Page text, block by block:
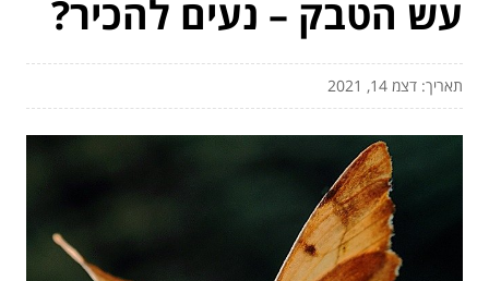
עש הטבק – נעים להכיר?
תאריך: דצמ 14, 2021